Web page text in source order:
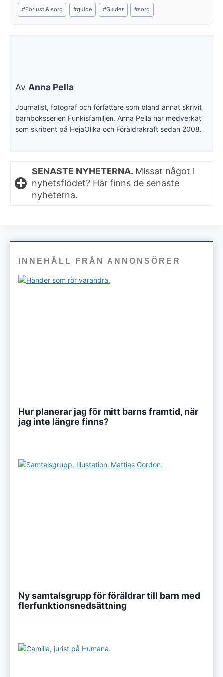
Post
Tags:
#Förlust & sorg #guide #Guider #sorg
Av Anna Pella
Journalist, fotograf och författare som bland annat skrivit
barnboksserien Funkisfamiljen. Anna Pella har medverkat
som skribent på HejaOlika och Föräldrakraft sedan 2008.
SENASTE NYHETERNA. Missat något i
nyhetsflödet? Här finns de senaste
nyheterna.
INNEHÅLL FRÅN ANNONSÖRER
Hur planerar jag för mitt barns framtid, när
jag inte längre finns?
Ny samtalsgrupp för föräldrar till barn med
flerfunktionsnedsättning